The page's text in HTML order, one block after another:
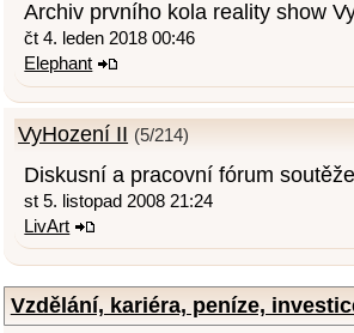
Archiv prvního kola reality show
čt 4. leden 2018 00:46
Elephant
VyHození II (5/214)
Diskusní a pracovní fórum
st 5. listopad 2008 21:24
LivArt
Vzdělání, kariéra, peníze,